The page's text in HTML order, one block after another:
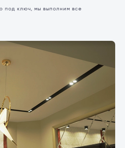
под ключ, мы выполним все